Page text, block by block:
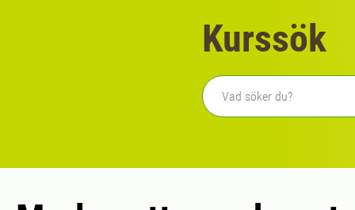
Kurssök
Fritext sökning